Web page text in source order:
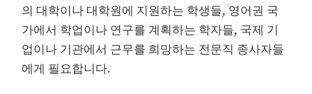
의 대학이나 대학원에 지원하는 학생들, 영어권 국
가에서 학업이나 연구를 계획하는 학자들, 국제 기
업이나 기관에서 근무를 희망하는 전문직 종사자들
에게 필요합니다.